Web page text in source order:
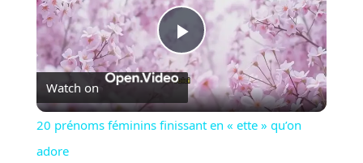
Play
Video
Watch on
20 prénoms féminins finissant en « ette » qu’on
adore